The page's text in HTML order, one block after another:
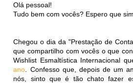
Olá pessoal!
Tudo bem com vocês? Espero que
Chegou o dia da "Prestação de
que compartilho com vocês o que
Wishlist Esmaltística Internacional
ano . Confesso que, depois de um
nós, sinto que é tão chato fazer